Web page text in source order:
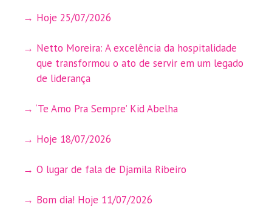
Hoje 25/07/2026
Netto Moreira: A excelência da hospitalidade
que transformou o ato de servir em um legado
de liderança
‘Te Amo Pra Sempre’ Kid Abelha
Hoje 18/07/2026
O lugar de fala de Djamila Ribeiro
Bom dia! Hoje 11/07/2026